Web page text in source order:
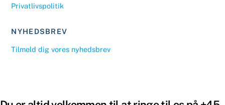
Privatlivspolitik
NYHEDSBREV
Tilmeld dig vores nyhedsbrev